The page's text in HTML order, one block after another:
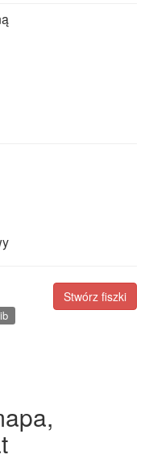
Stwórz fiszki